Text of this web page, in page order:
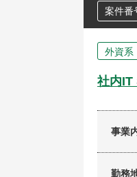
案件番
外資系
社内
事業
勤務